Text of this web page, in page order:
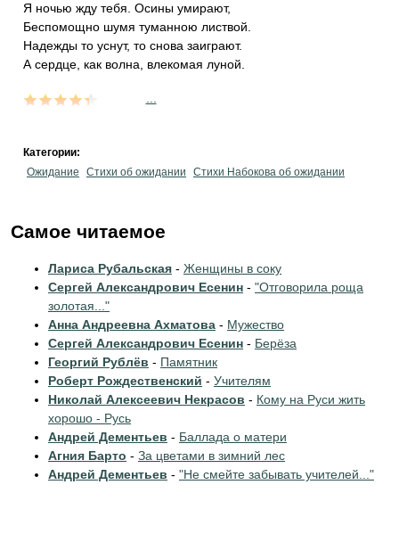
Я ночью жду тебя. Осины умирают,
Беспомощно шумя туманною листвой.
Надежды то уснут, то снова заиграют.
А сердце, как волна, влекомая луной.
Категории:
Ожидание
Стихи об ожидании Стихи Набокова об ожидании
Самое читаемое
Лариса Рубальская - Женщины в соку
Сергей Александрович Есенин - "Отговорила роща
золотая..."
Анна Андреевна Ахматова - Мужество
Сергей Александрович Есенин - Берёза
Георгий Рублёв - Памятник
Роберт Рождественский - Учителям
Николай Алексеевич Некрасов - Кому на Руси жить
хорошо - Русь
Андрей Дементьев - Баллада о матери
Агния Барто - За цветами в зимний лес
Андрей Дементьев - "Не смейте забывать учителей..."